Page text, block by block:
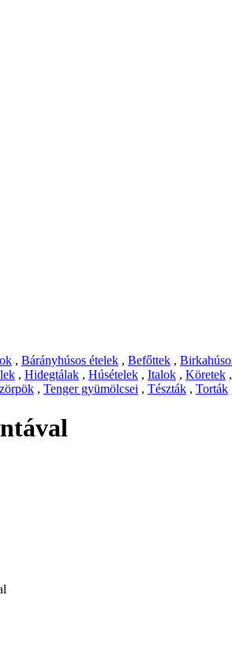
, Bárányhúsos ételek , Befőttek ,
, Hidegtálak , Húsételek , Italok , Köretek ,
, Tenger gyümölcsei , Tészták , Torták